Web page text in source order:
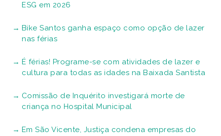
entram em nova fase. Confira as novidades